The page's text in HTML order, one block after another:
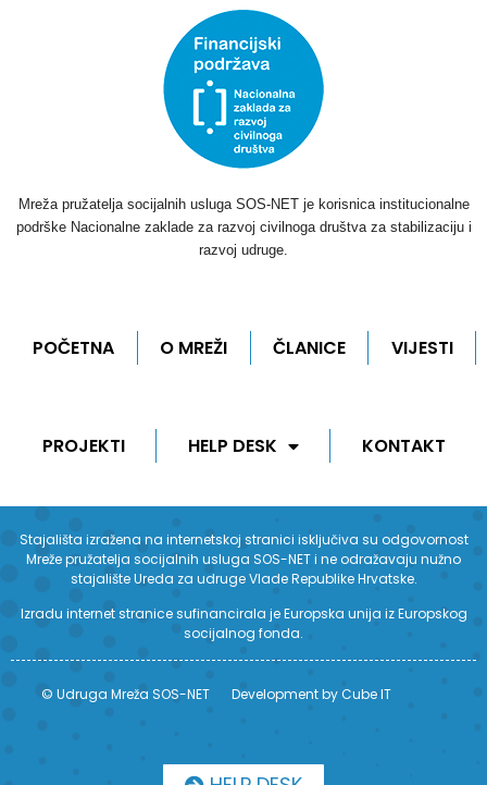
Mreža pružatelja socijalnih usluga SOS-NET je korisnica institucionalne
podrške Nacionalne zaklade za razvoj civilnoga društva za stabilizaciju i
razvoj udruge.
POČETNA O MREŽI ČLANICE VIJESTI
PROJEKTI HELP DESK KONTAKT
Stajališta izražena na internetskoj stranici isključiva su odgovornost
Mreže pružatelja socijalnih usluga SOS-NET i ne odražavaju nužno
stajalište Ureda za udruge Vlade Republike Hrvatske.
Izradu internet stranice sufinancirala je Europska unija iz Europskog
socijalnog fonda.
© Udruga Mreža SOS-NET Development by Cube IT